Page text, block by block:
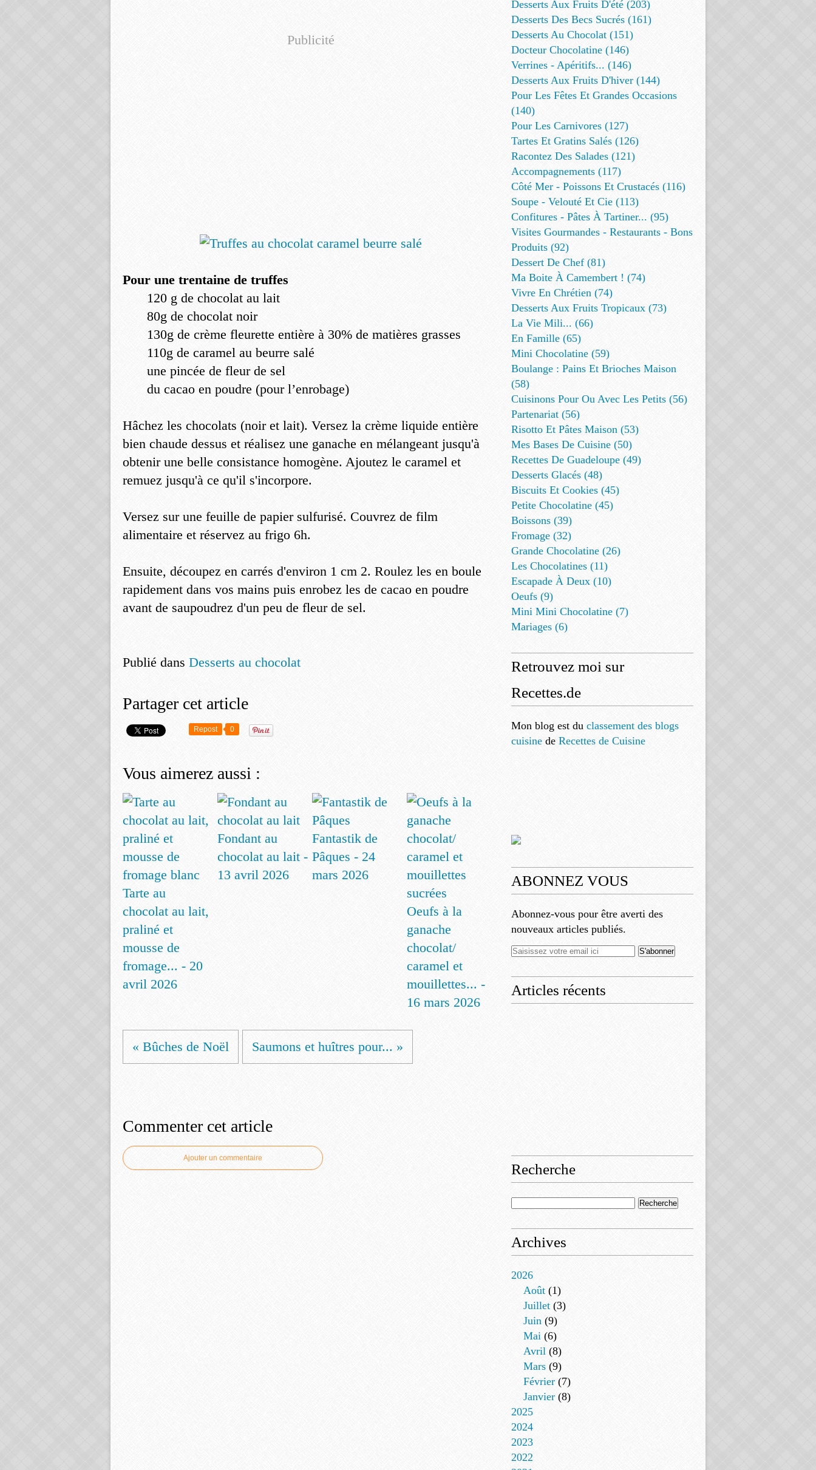
Publicité
Pour une trentaine de truffes
120 g de chocolat au lait
80g de chocolat noir
130g de crème fleurette entière à 30% de matières grasses
110g de caramel au beurre salé
une pincée de fleur de sel
du cacao en poudre (pour l’enrobage)
Hâchez les chocolats (noir et lait). Versez la crème liquide entière
bien chaude dessus et réalisez une ganache en mélangeant jusqu'à
obtenir une belle consistance homogène. Ajoutez le caramel et
remuez jusqu'à ce qu'il s'incorpore.
Versez sur une feuille de papier sulfurisé. Couvrez de film
alimentaire et réservez au frigo 6h.
Ensuite, découpez en carrés d'environ 1 cm 2. Roulez les en boule
rapidement dans vos mains puis enrobez les de cacao en poudre
avant de saupoudrez d'un peu de fleur de sel.
Publié dans Desserts au chocolat
Partager cet article
Repost 0
Vous aimerez aussi :
Tarte au
chocolat au lait,
praliné et
mousse de
fromage... - 20
avril 2026
Fondant au
chocolat au lait -
13 avril 2026
Fantastik de
Pâques - 24
mars 2026
Oeufs à la
ganache
chocolat/
caramel et
mouillettes... -
16 mars 2026
« Bûches de Noël Saumons et huîtres pour... »
Commenter cet article
Ajouter un commentaire
Desserts Aux Fruits D'été (203)
Desserts Des Becs Sucrés (161)
Desserts Au Chocolat (151)
Docteur Chocolatine (146)
Verrines - Apéritifs... (146)
Desserts Aux Fruits D'hiver (144)
Pour Les Fêtes Et Grandes Occasions
(140)
Pour Les Carnivores (127)
Tartes Et Gratins Salés (126)
Racontez Des Salades (121)
Accompagnements (117)
Côté Mer - Poissons Et Crustacés (116)
Soupe - Velouté Et Cie (113)
Confitures - Pâtes À Tartiner... (95)
Visites Gourmandes - Restaurants - Bons
Produits (92)
Dessert De Chef (81)
Ma Boite À Camembert ! (74)
Vivre En Chrétien (74)
Desserts Aux Fruits Tropicaux (73)
La Vie Mili... (66)
En Famille (65)
Mini Chocolatine (59)
Boulange : Pains Et Brioches Maison
(58)
Cuisinons Pour Ou Avec Les Petits (56)
Partenariat (56)
Risotto Et Pâtes Maison (53)
Mes Bases De Cuisine (50)
Recettes De Guadeloupe (49)
Desserts Glacés (48)
Biscuits Et Cookies (45)
Petite Chocolatine (45)
Boissons (39)
Fromage (32)
Grande Chocolatine (26)
Les Chocolatines (11)
Escapade À Deux (10)
Oeufs (9)
Mini Mini Chocolatine (7)
Mariages (6)
Retrouvez moi sur
Recettes.de
Mon blog est du classement des blogs
cuisine de Recettes de Cuisine
ABONNEZ VOUS
Abonnez-vous pour être averti des
nouveaux articles publiés.
Articles récents
Recherche
Archives
2026
Août (1)
Juillet (3)
Juin (9)
Mai (6)
Avril (8)
Mars (9)
Février (7)
Janvier (8)
2025
2024
2023
2022